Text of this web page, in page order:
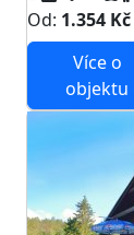
Od: 1.354 Kč
Více o
objektu